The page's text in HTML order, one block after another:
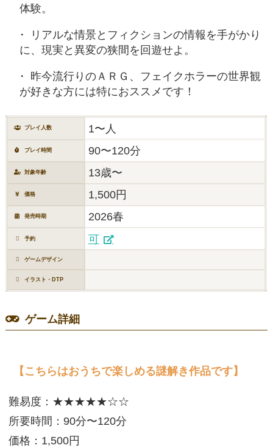
体験。
リアルな情景とフィクションの情報を手がかり
に、現実と異変の狭間を回遊せよ。
昨今流行りのＡＲＧ、フェイクホラーの世界観
が好きな方には特におススメです！
プレイ人数 1〜人
プレイ時間 90〜120分
対象年齢 13歳〜
価格 1,500円
発売時期 2026春
予約 可
ゲームデザイン
イラスト・DTP
ゲーム詳細
【こちらはおうちで楽しめる謎解き作品です】
難易度：★★★★★☆☆
所要時間：90分〜120分
価格：1,500円